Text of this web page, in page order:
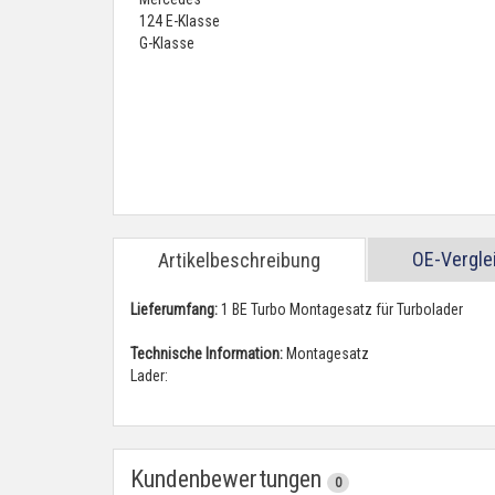
Artikelbeschreibung OE-
Lieferumfang:1 BE Turbo Montagesatz für Turbolader
Technische Information: Montagesatz
Lader:
Kundenbewertungen 0